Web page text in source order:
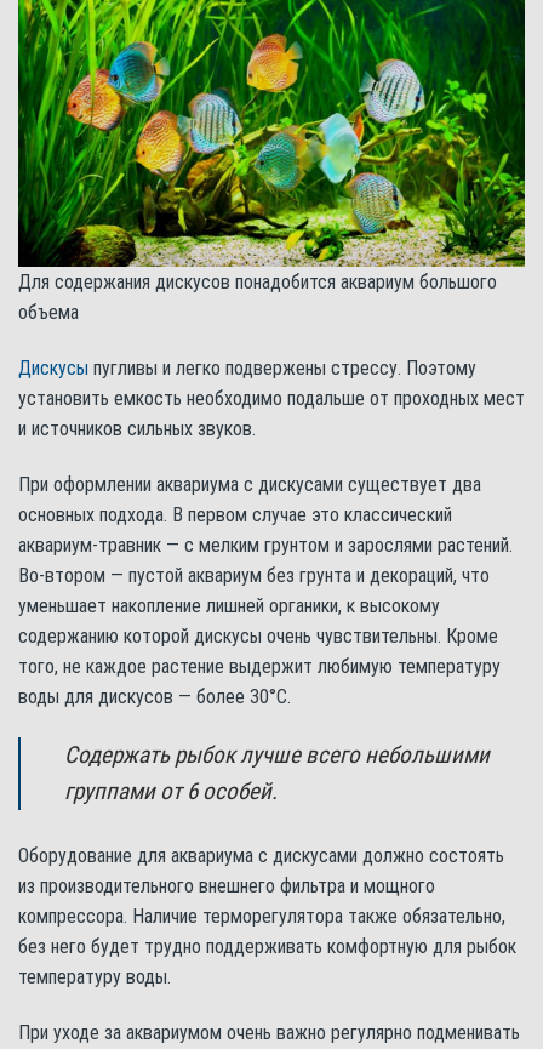
Для содержания дискусов понадобится аквариум большого
объема
Дискусы пугливы и легко подвержены стрессу. Поэтому
установить емкость необходимо подальше от проходных мест
и источников сильных звуков.
При оформлении аквариума с дискусами существует два
основных подхода. В первом случае это классический
аквариум-травник — с мелким грунтом и зарослями растений.
Во-втором — пустой аквариум без грунта и декораций, что
уменьшает накопление лишней органики, к высокому
содержанию которой дискусы очень чувствительны. Кроме
того, не каждое растение выдержит любимую температуру
воды для дискусов — более 30°С.
Содержать рыбок лучше всего небольшими
группами от 6 особей.
Оборудование для аквариума с дискусами должно состоять
из производительного внешнего фильтра и мощного
компрессора. Наличие терморегулятора также обязательно,
без него будет трудно поддерживать комфортную для рыбок
температуру воды.
При уходе за аквариумом очень важно регулярно подменивать